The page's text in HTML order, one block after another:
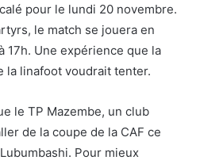
pour le lundi 20 novembre.
le match se jouera en
17h. Une expérience que la
la linafoot voudrait tenter.
le TP Mazembe, un club
de la coupe de la CAF ce
Pour mieux